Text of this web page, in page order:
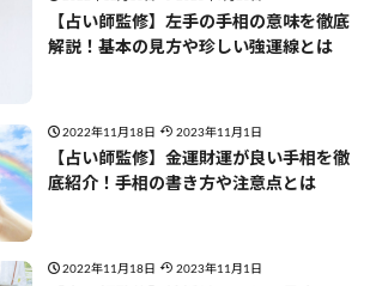
【占い師監修】左手の手相の意味を徹底
解説！基本の見方や珍しい強運線とは
2022年11月18日 2023年11月1日
【占い師監修】金運財運が良い手相を徹
底紹介！手相の書き方や注意点とは
2022年11月18日 2023年11月1日